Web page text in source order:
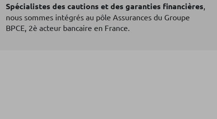
Spécialistes des cautions et des garanties financières
nous sommes intégrés au pôle Assurances du Groupe
BPCE, 2è acteur bancaire en France.